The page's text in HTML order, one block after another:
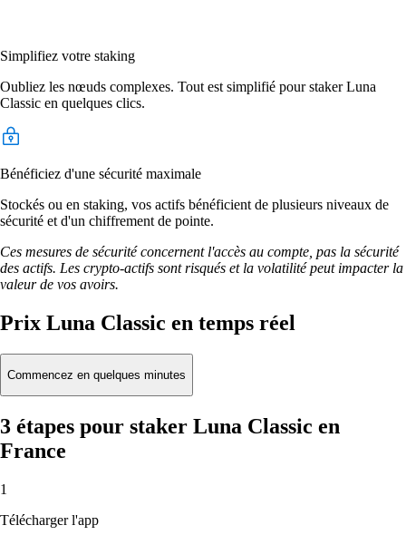
Simplifiez votre staking
Oubliez les nœuds complexes. Tout est simplifié pour staker Luna
Classic en quelques clics.
Bénéficiez d'une sécurité maximale
Stockés ou en staking, vos actifs bénéficient de plusieurs niveaux de
sécurité et d'un chiffrement de pointe.
Ces mesures de sécurité concernent l'accès au compte, pas la sécurité
des actifs. Les crypto-actifs sont risqués et la volatilité peut impacter la
valeur de vos avoirs.
Prix Luna Classic en temps réel
Commencez en quelques minutes
3 étapes pour staker Luna Classic en
France
1
Télécharger l'app